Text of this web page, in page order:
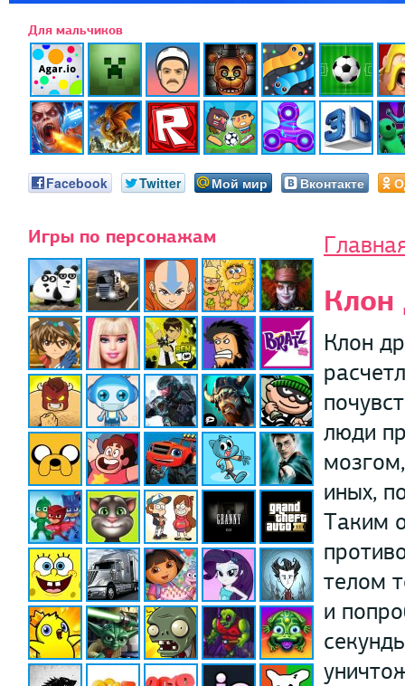
Для мальчиков
Facebook Twitter Мой мир Вконтакте
Игры по персонажам
Клон
Клон
люди
иных,
Таким
телом
и